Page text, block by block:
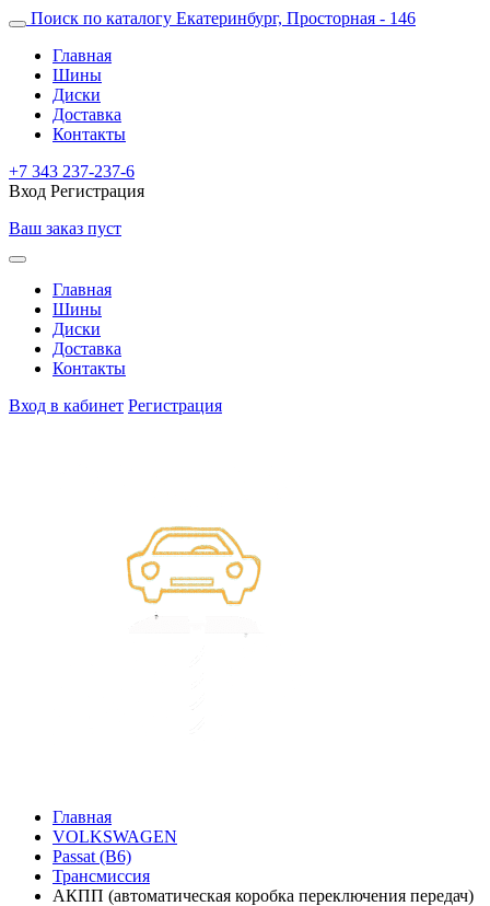
Поиск по каталогу Екатеринбург, Просторная - 146
Главная
Шины
Диски
Доставка
Контакты
+7 343 237-237-6
Вход Регистрация
Ваш заказ пуст
Главная
Шины
Диски
Доставка
Контакты
Вход в кабинет Регистрация
Главная
VOLKSWAGEN
Passat (B6)
Трансмиссия
АКПП (автоматическая коробка переключения передач)